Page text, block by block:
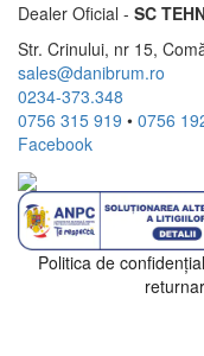
Dealer Oficial - SC
Str. Crinului, nr 15,
sales@danibrum.ro
0234-373.348
0756 315 919 • 0756
Facebook
Politica de